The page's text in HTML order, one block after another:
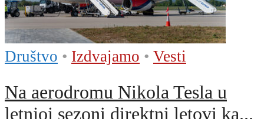
Društvo • Izdvajamo • Vesti
Na aerodromu Nikola Tesla u
letnjoj sezoni direktni letovi ka...